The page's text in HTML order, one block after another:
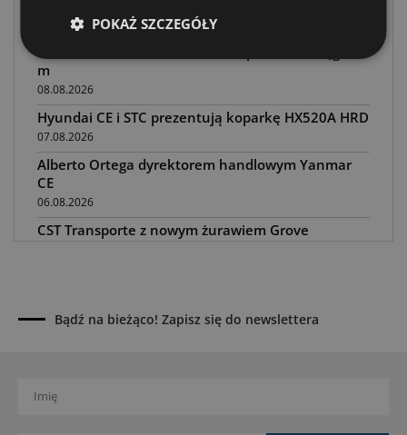
09.08.2026
m
08.08.2026
Hyundai CE i STC prezentują koparkę HX520A HRD
07.08.2026
Alberto Ortega dyrektorem handlowym Yanmar
CE
06.08.2026
CST Transporte z nowym żurawiem Grove
04.08.2026
Dynapac SD25 80C e: elektryczna rozkładarka
Bądź na bieżąco! Zapisz się do newslettera
POKAŻ SZCZEGÓŁY